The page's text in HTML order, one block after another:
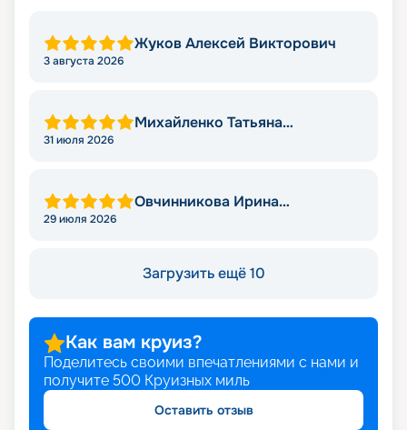
Жуков Алексей Викторович
3 августа 2026
Михайленко Татьяна
31 июля 2026
Овчинникова Ирина
29 июля 2026
Загрузить ещё 10
Как вам круиз?
Поделитесь своими впечатлениями с нами и
получите 500 Круизных миль
Оставить отзыв